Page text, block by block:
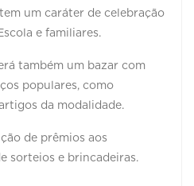
um caráter de celebração
e familiares.
também um bazar com
populares, como
da modalidade.
de prêmios aos
sorteios e brincadeiras.